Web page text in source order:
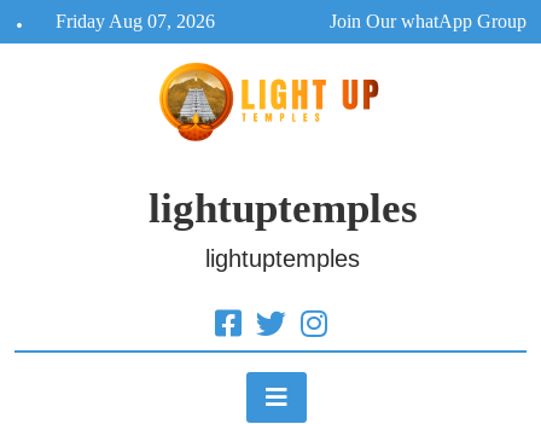
to
Friday Aug 07, 2026 Join Our whatApp Group
lightuptemples
lightuptemples